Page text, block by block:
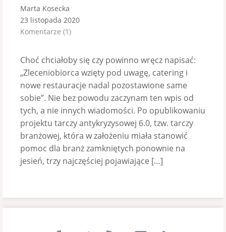
Marta Kosecka
23 listopada 2020
Komentarze (1)
Choć chciałoby się czy powinno wręcz napisać:
„Zleceniobiorca wzięty pod uwagę, catering i
nowe restauracje nadal pozostawione same
sobie”. Nie bez powodu zaczynam ten wpis od
tych, a nie innych wiadomości. Po opublikowaniu
projektu tarczy antykryzysowej 6.0, tzw. tarczy
branżowej, która w założeniu miała stanowić
pomoc dla branż zamkniętych ponownie na
jesień, trzy najczęściej pojawiające […]